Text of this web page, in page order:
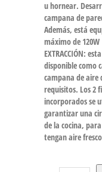
u hornear.
campana de
Además, está
máximo de 120W
EXTRACCIÓN:
disponible como
campana de aire
requisitos. Los 2
incorporados se
garantizar una
de la cocina,
tengan aire